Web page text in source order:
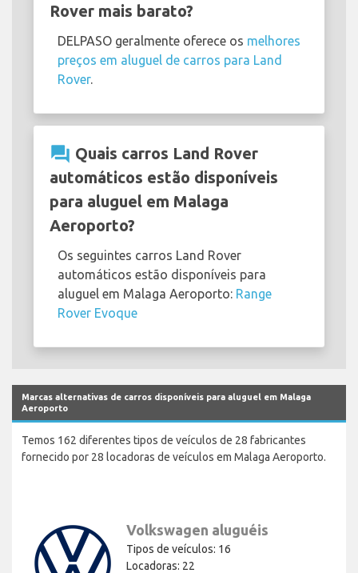
Rover mais barato?
DELPASO geralmente oferece os melhores
preços em aluguel de carros para Land
Rover.
question_answer Quais carros Land Rover
automáticos estão disponíveis
para aluguel em Malaga
Aeroporto?
Os seguintes carros Land Rover
automáticos estão disponíveis para
aluguel em Malaga Aeroporto: Range
Rover Evoque
Marcas alternativas de carros disponíveis para aluguel em Malaga
Aeroporto
Temos 162 diferentes tipos de veículos de 28 fabricantes
fornecido por 28 locadoras de veículos em Malaga Aeroporto.
Volkswagen aluguéis
Tipos de veículos: 16
Locadoras: 22